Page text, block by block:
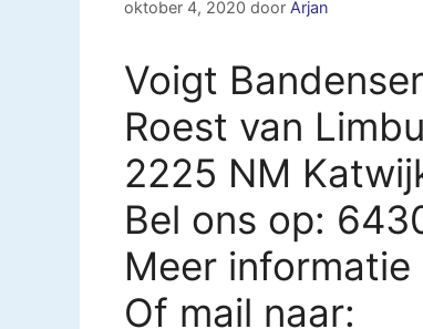
oktober 4, 2020 door Arjan
Voigt
Roest van
2225 NM
Bel ons op:
Meer informatie
Of mail naar: